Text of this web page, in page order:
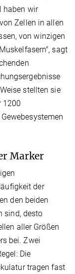
haben wir
Zellen in allen
von winzigen
sagt
stellten sie
1200
Marker
der
den beiden
sind, desto
aller Größen
bei. Zwei
Die
tragen fast